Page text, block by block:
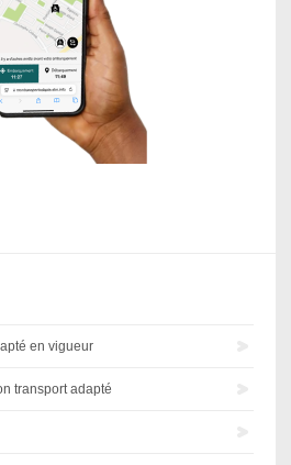
en vigueur
transport adapté